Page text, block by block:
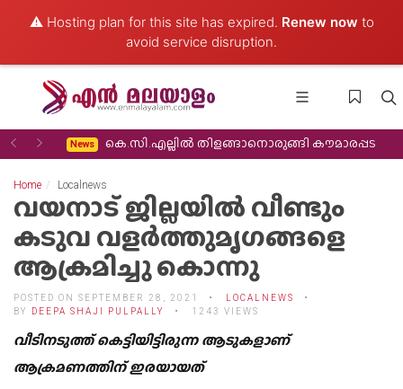
⚠️ Hosting plan for this site has expired. Renew now to
avoid service disruption.
Previous
Next
തിരിച്ചുവരവ് News കെ.സി.എല്ലിൽ തിളങ്ങാനൊരുങ്ങി കൗമാരപ്പട
Home Localnews
വയനാട് ജില്ലയിൽ വീണ്ടും
കടുവ വളർത്തുമൃഗങ്ങളെ
ആക്രമിച്ചു കൊന്നു
POSTED ON SEPTEMBER 28, 2021
LOCALNEWS
BY DEEPA SHAJI PULPALLY 1243 VIEWS
വീടിനടുത്ത് കെട്ടിയിട്ടിരുന്ന ആടുകളാണ്
ആക്രമണത്തിന് ഇരയായത്